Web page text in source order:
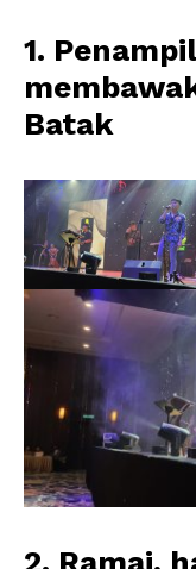
1.
Batak
2. Ramai,